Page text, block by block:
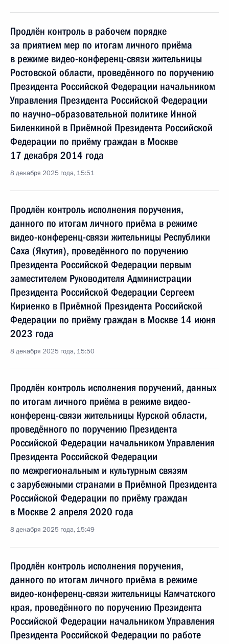
Продлён контроль в рабочем порядке
за приятием мер по итогам личного приёма
в режиме видео-конференц-связи жительницы
Ростовской области, проведённого по поручению
Президента Российской Федерации начальником
Управления Президента Российской Федерации
по научно–образовательной политике Инной
Биленкиной в Приёмной Президента Российской
Федерации по приёму граждан в Москве
17 декабря 2014 года
8 декабря 2025 года, 15:51
Продлён контроль исполнения поручения,
данного по итогам личного приёма в режиме
видео-конференц-связи жительницы Республики
Саха (Якутия), проведённого по поручению
Президента Российской Федерации первым
заместителем Руководителя Администрации
Президента Российской Федерации Сергеем
Кириенко в Приёмной Президента Российской
Федерации по приёму граждан в Москве 14 июня
2023 года
8 декабря 2025 года, 15:50
Продлён контроль исполнения поручений, данных
по итогам личного приёма в режиме видео-
конференц-связи жительницы Курской области,
проведённого по поручению Президента
Российской Федерации начальником Управления
Президента Российской Федерации
по межрегиональным и культурным связям
с зарубежными странами в Приёмной Президента
Российской Федерации по приёму граждан
в Москве 2 апреля 2020 года
8 декабря 2025 года, 15:49
Продлён контроль исполнения поручения,
данного по итогам личного приёма в режиме
видео-конференц-связи жительницы Камчатского
края, проведённого по поручению Президента
Российской Федерации начальником Управления
Президента Российской Федерации по работе